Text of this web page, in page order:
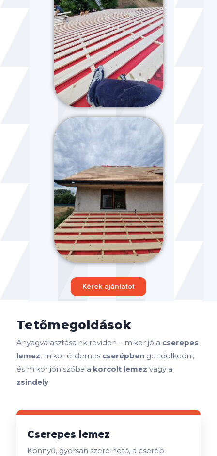
Kérek ajánlatot
Tetőmegoldások
Anyagválasztásaink röviden – mikor jó a cserepes
lemez, mikor érdemes cserépben gondolkodni,
és mikor jön szóba a korcolt lemez vagy a
zsindely.
Cserepes lemez
Könnyű, gyorsan szerelhető, a cserép